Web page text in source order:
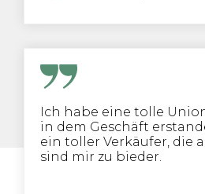
Ich habe eine tolle
in dem Geschäft
ein toller Verkäufer, die
sind mir zu bieder.